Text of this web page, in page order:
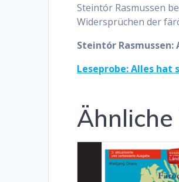
Steintór Rasmussen
Widersprüchen der
Steintór Rasmussen:
Leseprobe: Alles hat